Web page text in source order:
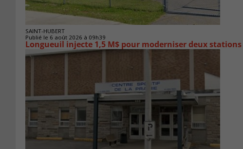
SAINT-HUBERT
Publié le 6 août 2026 à 09h39
Longueuil injecte 1,5 M$ pour moderniser deux stations